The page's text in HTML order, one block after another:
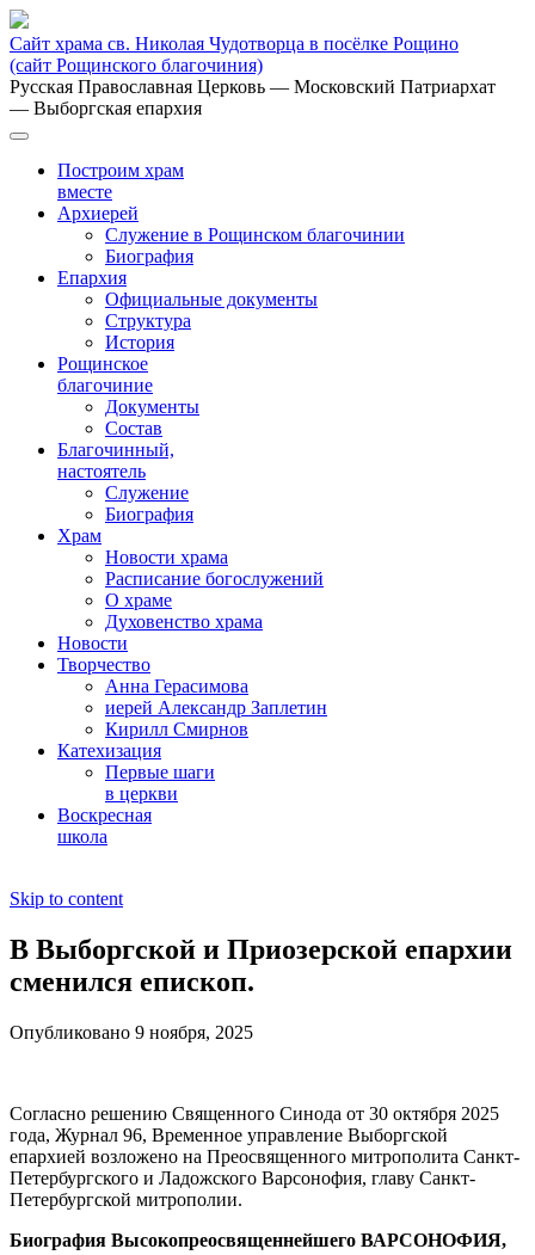
Сайт храма св. Николая Чудотворца в посёлке Рощино
(сайт Рощинского благочиния)
Русская Православная Церковь — Московский Патриархат
— Выборгская епархия
Построим храм
вместе
Архиерей
Служение в Рощинском благочинии
Биография
Епархия
Официальные документы
Структура
История
Рощинское
благочиние
Документы
Состав
Благочинный,
настоятель
Служение
Биография
Храм
Новости храма
Расписание богослужений
О храме
Духовенство храма
Новости
Творчество
Анна Герасимова
иерей Александр Заплетин
Кирилл Смирнов
Катехизация
Первые шаги
в церкви
Воскресная
школа
Skip to content
В Выборгской и Приозерской епархии
сменился епископ.
Опубликовано 9 ноября, 2025
Согласно решению Священного Синода от 30 октября 2025
года, Журнал 96, Временное управление Выборгской
епархией возложено на Преосвященного митрополита Санкт-
Петербургского и Ладожского Варсонофия, главу Санкт-
Петербургской митрополии.
Биография Высокопреосвященнейшего ВАРСОНОФИЯ,